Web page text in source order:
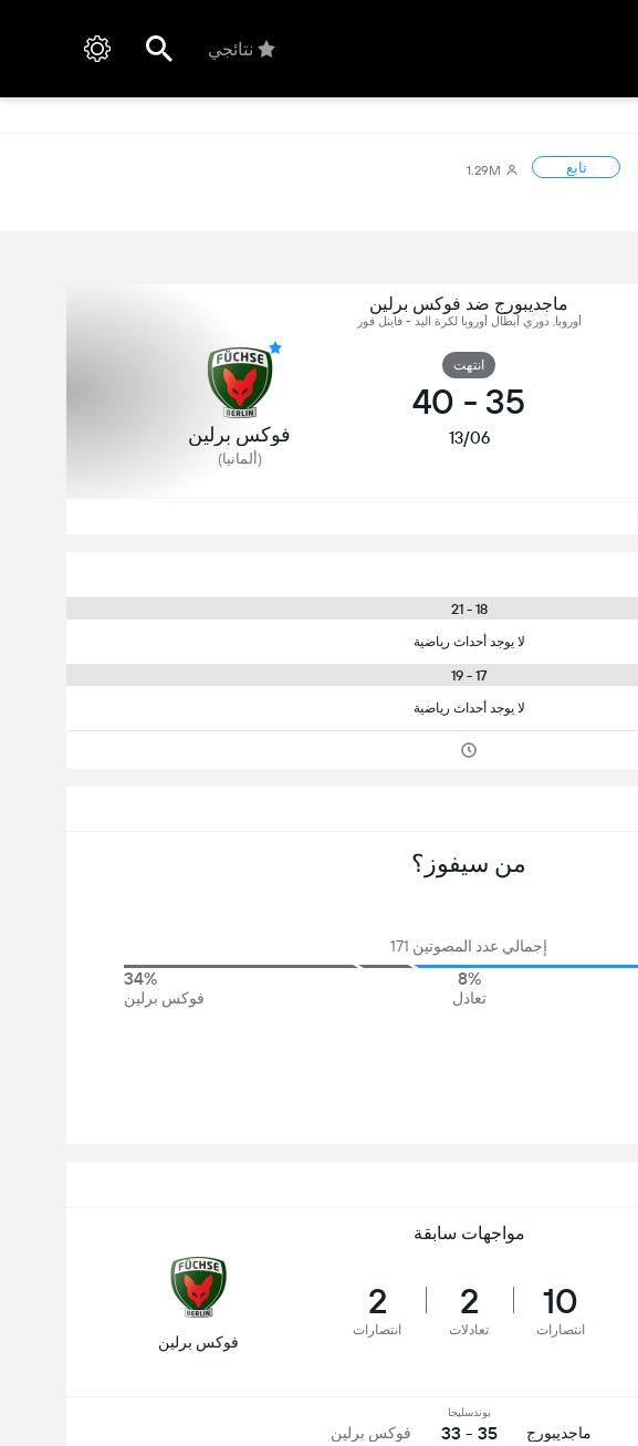
نتائجي
تابع 1.29M
ماجديبورج ضد فوكس برلين
أوروبا, دوري أبطال أوروبا لكرة اليد - فاينل فور
انتهت
35
-
40
13/06 فوكس برلين
(ألمانيا)
18 - 21
لا يوجد أحداث رياضية
17 - 19
لا يوجد أحداث رياضية
من سيفوز؟
إجمالي عدد المصوتين 171
8%
تعادل
34%
فوكس برلين
مواجهات سابقة
10
انتصارات
2
تعادلات
2
انتصارات
فوكس برلين
ماجديبورج
بوندسليجا
35 - 33 فوكس برلين